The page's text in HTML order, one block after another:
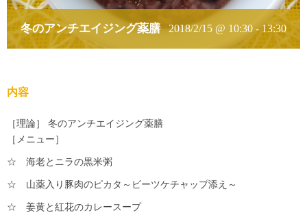
冬のアンチエイジング薬膳 2018/2/15 @ 10:30 - 13:30
内容
［理論］ 冬のアンチエイジング薬膳
［メニュー］
☆ 海老とニラの黒米粥
☆ 山薬入り豚肉のピカタ～ビーツケチャップ添え～
☆ 姜黄と紅花のカレースープ